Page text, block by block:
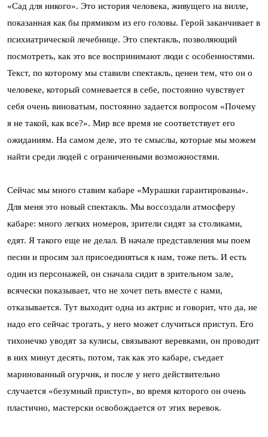
«Сад для никого». Это история человека, живущего на вилле,
показанная как бы прямиком из его головы. Герой заканчивает в
психиатрической лечебнице. Это спектакль, позволяющий
посмотреть, как это все воспринимают люди с особенностями.
Текст, по которому мы ставили спектакль, ценен тем, что он о
человеке, который сомневается в себе, постоянно чувствует
себя очень виноватым, постоянно задается вопросом «Почему
я не такой, как все?». Мир все время не соответствует его
ожиданиям. На самом деле, это те смыслы, которые мы можем
найти среди людей с ограниченными возможностями.
Сейчас мы много ставим кабаре «Мурашки гарантированы».
Для меня это новый спектакль. Мы воссоздали атмосферу
кабаре: много легких номеров, зрители сидят за столиками,
едят. Я такого еще не делал. В начале представления мы поем
песни и просим зал присоединяться к нам, тоже петь. И есть
один из персонажей, он сначала сидит в зрительном зале,
всячески показывает, что не хочет петь вместе с нами,
отказывается. Тут выходит одна из актрис и говорит, что да, не
надо его сейчас трогать, у него может случиться приступ. Его
тихонечко уводят за кулисы, связывают веревками, он проводит
в них минут десять, потом, так как это кабаре, съедает
маринованный огурчик, и после у него действительно
случается «безумный приступ», во время которого он очень
пластично, мастерски освобождается от этих веревок.